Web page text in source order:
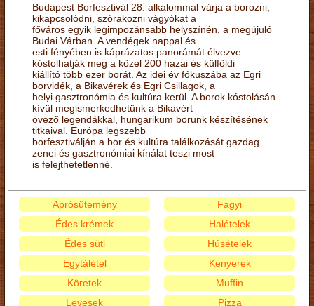
Budapest Borfesztivál 28. alkalommal várja a borozni,
kikapcsolódni, szórakozni vágyókat a
főváros egyik legimpozánsabb helyszínén, a megújuló
Budai Várban. A vendégek nappal és
esti fényében is káprázatos panorámát élvezve
kóstolhatják meg a közel 200 hazai és külföldi
kiállító több ezer borát. Az idei év fókuszába az Egri
borvidék, a Bikavérek és Egri Csillagok, a
helyi gasztronómia és kultúra kerül. A borok kóstolásán
kívül megismerkedhetünk a Bikavért
övező legendákkal, hungarikum borunk készítésének
titkaival. Európa legszebb
borfesztiválján a bor és kultúra találkozását gazdag
zenei és gasztronómiai kínálat teszi most
is felejthetetlenné.
Aprósütemény
Édes krémek
Édes süti
Egytálétel
Fagyi
Halételek
Húsételek
Kenyerek
Köretek
Levesek
Muffin
Pizza